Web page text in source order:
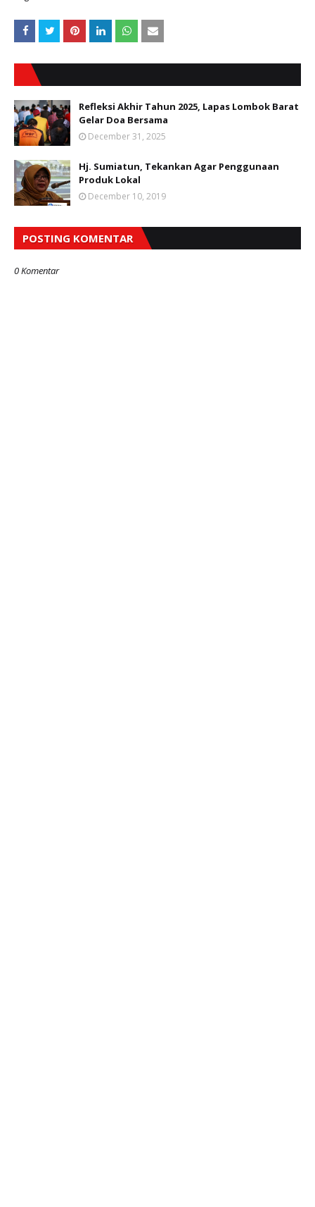
Refleksi Akhir Tahun 2025, Lapas Lombok Barat
Gelar Doa Bersama
December 31, 2025
Hj. Sumiatun, Tekankan Agar Penggunaan
Produk Lokal
December 10, 2019
POSTING KOMENTAR
0 Komentar